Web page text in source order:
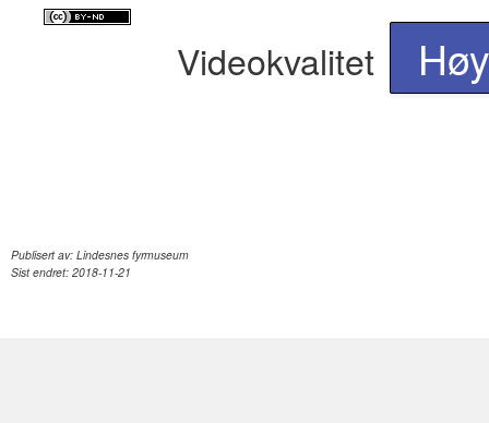
Videokvalitet Høy
Publisert av: Lindesnes fyrmuseum
Sist endret: 2018-11-21